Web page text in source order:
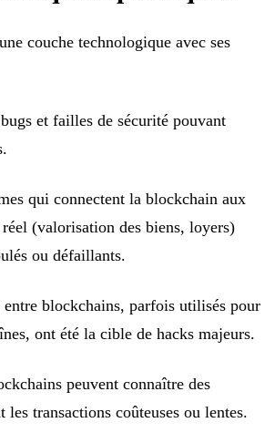
couche technologique avec ses
et failles de sécurité pouvant
qui connectent la blockchain aux
(valorisation des biens, loyers)
ou défaillants.
entre blockchains, parfois utilisés pour
ont été la cible de hacks majeurs.
peuvent connaître des
les transactions coûteuses ou lentes.